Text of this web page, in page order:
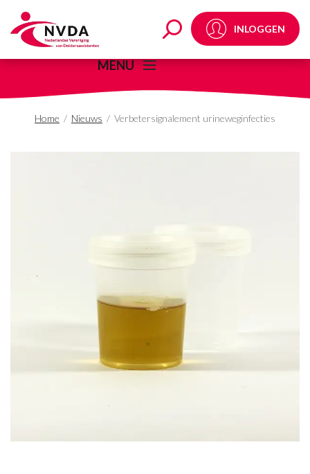
Verbetersignalement
INLOGGEN
MENU
Home / Nieuws / Verbetersignalement urineweginfecties